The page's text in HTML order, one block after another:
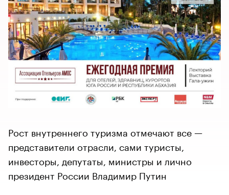
​​​​​​​Рост внутреннего туризма отмечают все —
представители отрасли, сами туристы,
инвесторы, депутаты, министры и лично
президент России Владимир Путин